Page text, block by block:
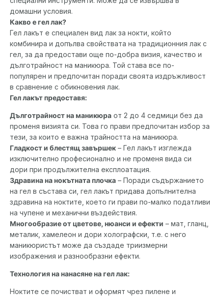
домашни условия.
Какво е гел лак?
Гел лакът е специален вид лак за нокти, който
комбинира и допълва свойствата на традиционния лак с
гел, за да предостави още по-добра визия, качество и
дълготрайност на маникюра. Той става все по-
популярен и предпочитан поради своята издръжливост
в сравнение с обикновения лак.
Гел лакът предоставя:
Дълготрайност на маникюра от 2 до 4 седмици без да
променя визията си. Това го прави предпочитан избор за
тези, за които е важна трайността на маникюра.
Гладкост и блестящ завършек – Гел лакът изглежда
изключително професионално и не променя вида си
дори при продължителна експлоатация.
Здравина на нокътната плочка – Поради съдържанието
на гел в състава си, гел лакът придава допълнителна
здравина на ноктите, което ги прави по-малко податливи
на чупене и механични въздействия.
Многообразие от цветове, нюанси и ефекти – мат, гланц,
металик, хамелеон и дори холографски, т.е. с него
маникюристът може да създаде триизмерни
изображения и разнообразни ефекти.
Технология на нанасяне на гел лак:
Ноктите се почистват и оформят чрез пилене и